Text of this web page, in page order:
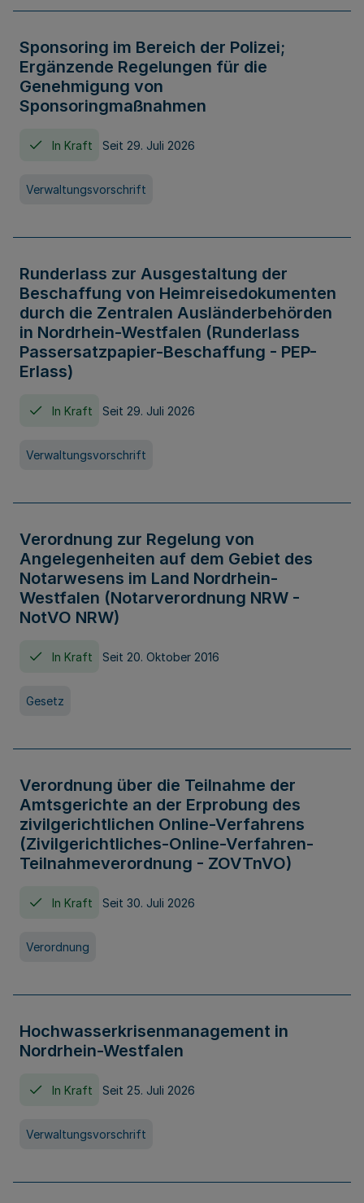
Sponsoring im Bereich der Polizei;
Ergänzende Regelungen für die
Genehmigung von
Sponsoringmaßnahmen
In Kraft Seit 29. Juli 2026
Verwaltungsvorschrift
Runderlass zur Ausgestaltung der
Beschaffung von Heimreisedokumenten
durch die Zentralen Ausländerbehörden
in Nordrhein-Westfalen (Runderlass
Passersatzpapier-Beschaffung - PEP-
Erlass)
In Kraft Seit 29. Juli 2026
Verwaltungsvorschrift
Verordnung zur Regelung von
Angelegenheiten auf dem Gebiet des
Notarwesens im Land Nordrhein-
Westfalen (Notarverordnung NRW -
NotVO NRW)
In Kraft Seit 20. Oktober 2016
Gesetz
Verordnung über die Teilnahme der
Amtsgerichte an der Erprobung des
zivilgerichtlichen Online-Verfahrens
(Zivilgerichtliches-Online-Verfahren-
Teilnahmeverordnung - ZOVTnVO)
In Kraft Seit 30. Juli 2026
Verordnung
Hochwasserkrisenmanagement in
Nordrhein-Westfalen
In Kraft Seit 25. Juli 2026
Verwaltungsvorschrift